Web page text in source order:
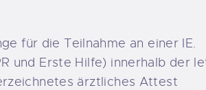
für die Teilnahme an einer IE.
und Erste Hilfe) innerhalb der
ärztliches Attest